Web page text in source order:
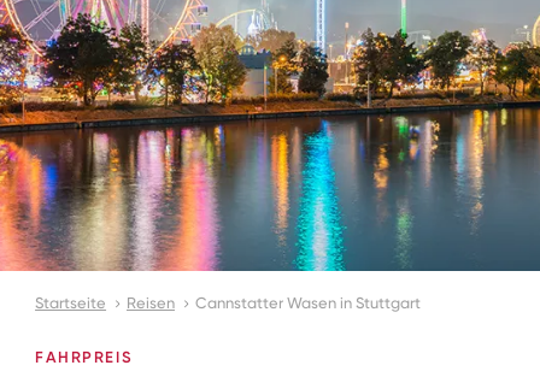
Startseite Reisen Cannstatter Wasen in Stuttgart
FAHRPREIS